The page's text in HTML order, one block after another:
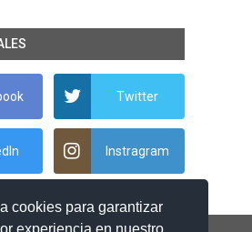
cookies para garantizar
experiencia en nuestro
Twitter
Instragram